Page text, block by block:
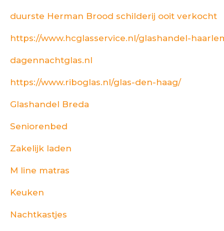
duurste Herman Brood schilderij ooit verkocht
https://www.hcglasservice.nl/glashandel-
dagennachtglas.nl
https://www.riboglas.nl/glas-den-haag/
Glashandel Breda
Seniorenbed
Zakelijk laden
M line matras
Keuken
Nachtkastjes